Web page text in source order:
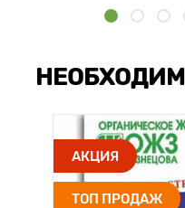
АКЦИЯ
ТОП ПРОДАЖ